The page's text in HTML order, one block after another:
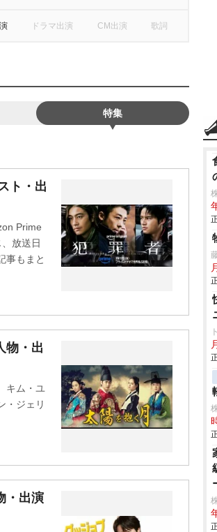
ドラマ出演 CM出演 歌詞
特集
ト・出
Prime
放送日
事もまと
物・出
キム・ユ
・ジェリ
・出演